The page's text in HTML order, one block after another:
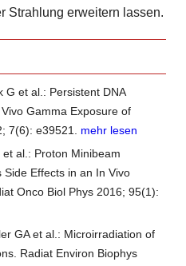
Strahlung erweitern lassen.
G et al.: Persistent DNA
Gamma Exposure of
7(6): e39521. mehr lesen
al.: Proton Minibeam
Effects in an In Vivo
Onco Biol Phys 2016; 95(1):
GA et al.: Microirradiation of
Radiat Environ Biophys